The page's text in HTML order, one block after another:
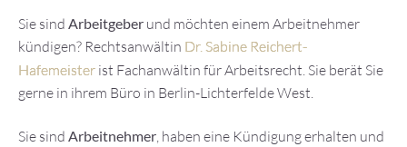
Sie sind Arbeitgeber und möchten einem Arbeitnehmer
kündigen? Rechtsanwältin Dr. Sabine Reichert-
Hafemeister ist Fachanwältin für Arbeitsrecht. Sie berät Sie
gerne in ihrem Büro in Berlin-Lichterfelde West.
Sie sind Arbeitnehmer, haben eine Kündigung erhalten und